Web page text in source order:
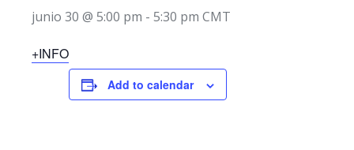
junio 30 @ 5:00 pm - 5:30 pm CMT
+INFO
Add to calendar